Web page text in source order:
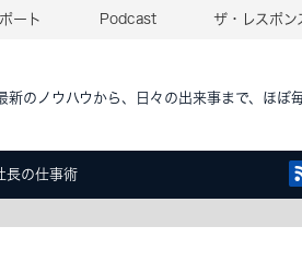
ート Podcast ザ・レスポン
新のノウハウから、日々の出来事まで、ほぼ
長の仕事術